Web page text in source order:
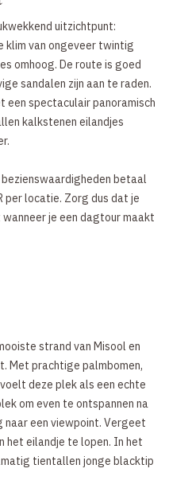
uitzichtpunt:
klim van ongeveer twintig
omhoog. De route is goed
sandalen zijn aan te raden.
een spectaculair panoramisch
kalkstenen eilandjes
betaal
per locatie. Zorg dus dat je
je een dagtour maakt
strand van Misool en
Met prachtige palmbomen,
deze plek als een echte
om even te ontspannen na
naar een viewpoint. Vergeet
het eilandje te lopen. In het
tientallen jonge blacktip